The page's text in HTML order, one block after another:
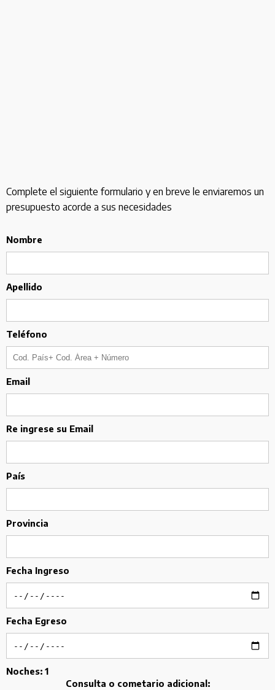
Complete el siguiente formulario y en breve le enviaremos un
presupuesto acorde a sus necesidades
Nombre
Apellido
Teléfono
Email
Re ingrese su Email
País
Provincia
Fecha Ingreso
Fecha Egreso
Noches: 1
Consulta o cometario adicional: